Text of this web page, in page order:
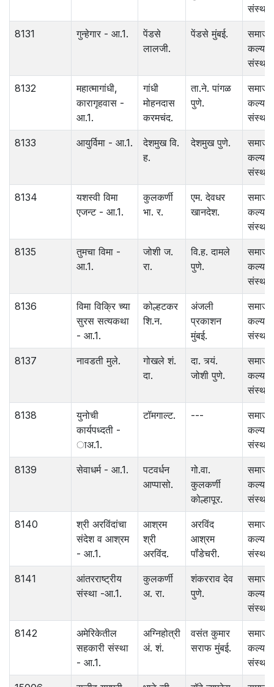
संस्था.
8131 गुन्हेगार - आ.1.
पेंडसे
लालजी.
पेंडसे मुंबई.
समाज
कल्याण
संस्था.
8132
महात्मागांधी,
कारागृहवास -
आ.1.
गांधी
मोहनदास
करमचंद.
ता.ने. पांगळ
पुणे.
समाज
कल्याण
संस्था.
8133 आयुर्विमा - आ.1.
देशमुख वि.
ह.
देशमुख पुणे.
समाज
कल्याण
संस्था.
8134
यशस्वी विमा
एजन्ट - आ.1.
कुलकर्णी
भा. र.
एम. देवधर
खानदेश.
समाज
कल्याण
संस्था.
8135
तुमचा विमा -
आ.1.
जोशी ज.
रा.
वि.ह. दामले
पुणे.
समाज
कल्याण
संस्था.
8136
विमा विक्रि च्या
सुरस सत्यकथा
- आ.1.
कोल्हटकर
शि.न.
अंजली
प्रकाशन
मुंबई.
समाज
कल्याण
संस्था.
8137 नावडती मुले.
गोखले शं.
दा.
दा. त्र्यं.
जोशी पुणे.
समाज
कल्याण
संस्था.
8138
युनोची
कार्यपध्दती -
ाअ.1.
टॉमगाल्ट. ---
समाज
कल्याण
संस्था.
8139 सेवाधर्म - आ.1.
पटवर्धन
आप्पासो.
गो.वा.
कुलकर्णी
कोल्हापूर.
समाज
कल्याण
संस्था.
8140
श्री अरविंदांचा
संदेश व आश्रम
- आ.1.
आश्रम
श्री
अरविंद.
अरविंद
आश्रम
पॉंडेचरी.
समाज
कल्याण
संस्था.
8141
आंतरराष्ट्रीय
संस्था -आ.1.
कुलकर्णी
अ. रा.
शंकरराव देव
पुणे.
समाज
कल्याण
संस्था.
8142
अमेरिकेतील
सहकारी संस्था
- आ.1.
अग्निहोत्री
अं. शं.
वसंत कुमार
सराफ मुंबई.
समाज
कल्याण
संस्था.